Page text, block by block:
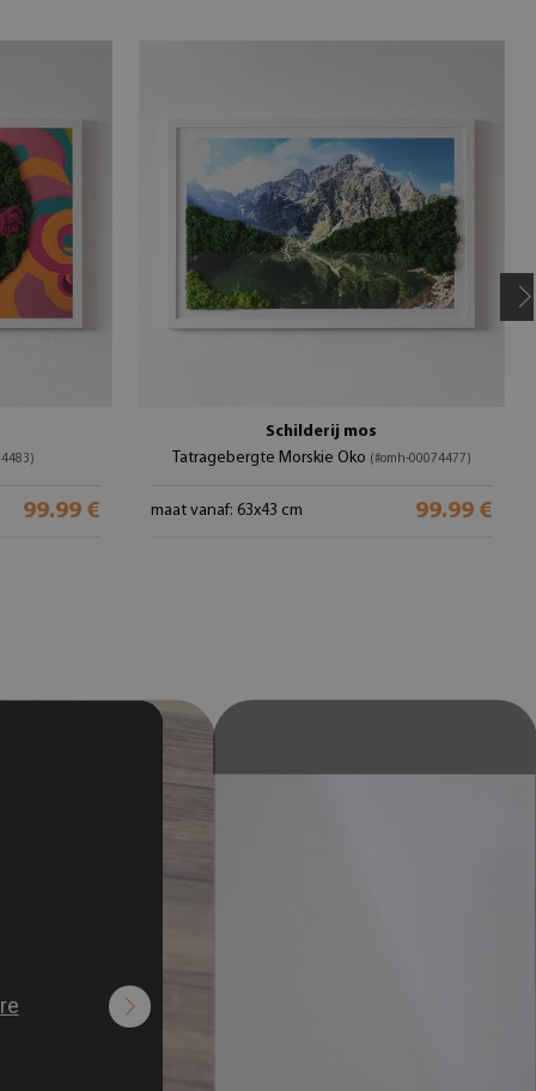
99.99 €
Schilderij mos
Tatragebergte Morskie Oko (#omh-00074477)
maat vanaf: 63x43 cm 99.99 €